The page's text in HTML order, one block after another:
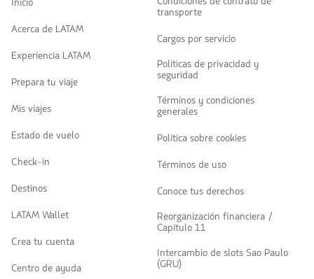
Acerca de LATAM
Experiencia LATAM
Prepara tu viaje
Mis viajes
Estado de vuelo
Check-in
Destinos
LATAM Wallet
Crea tu cuenta
Centro de ayuda
transporte
Cargos por servicio
Políticas de privacidad y
seguridad
Términos y condiciones
generales
Política sobre cookies
Términos de uso
Conoce tus derechos
Reorganización financiera /
Capítulo 11
Intercambio de slots Sao Paulo
(GRU)